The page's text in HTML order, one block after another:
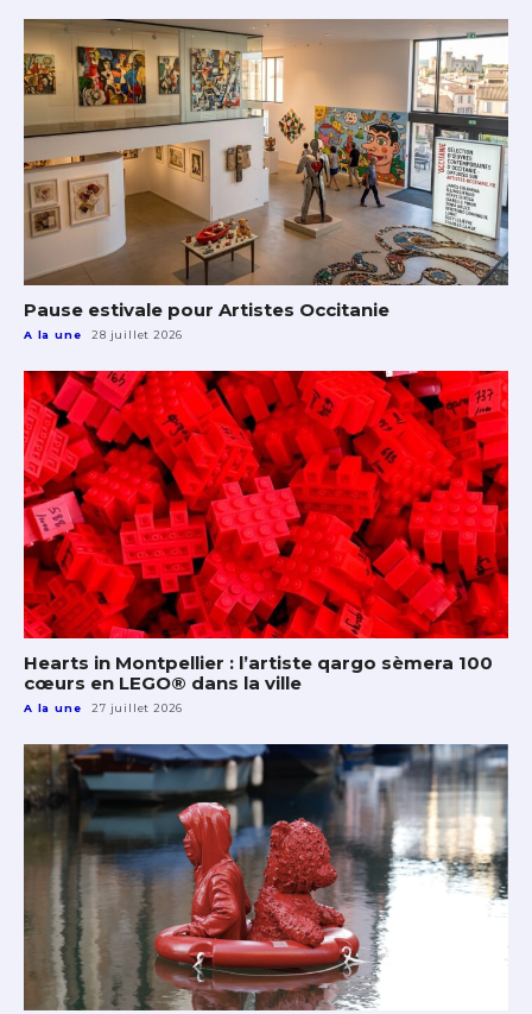
Pause estivale pour Artistes Occitanie
A la une 28 juillet 2026
Hearts in Montpellier : l’artiste qargo sèmera 100
cœurs en LEGO® dans la ville
A la une 27 juillet 2026